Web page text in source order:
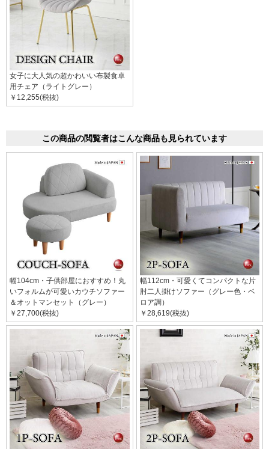
女子に大人気の超かわいい布製食卓
用チェア（ライトグレー）
￥12,255(税抜)
この商品の閲覧者はこんな商品も見られています
幅104cm・子供部屋におすすめ！丸
いフォルムが可愛いカウチソファー
＆オットマンセット（グレー）
￥27,700(税抜)
幅112cm・可愛くてコンパクトな片
肘二人掛けソファー（グレー色・ベ
ロア調）
￥28,619(税抜)